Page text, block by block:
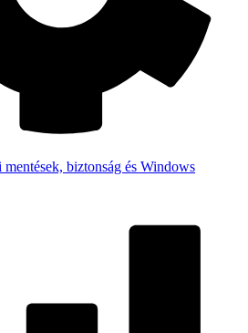
mentések, biztonság és Windows